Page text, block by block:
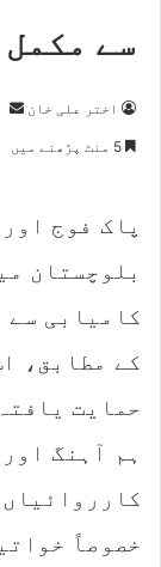
سے مکمل
اختر علی خان
پاک فوج
کامیابی سے
کے مطابق،
حمایت
ہم آہنگ
خصوصاً